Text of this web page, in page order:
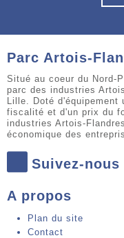
Parc Artois-
Situé au coeur du Nord-
parc des industries
Lille. Doté d'équipement
fiscalité et d'un prix du
industries Artois-
économique des
Suivez-
A propos
Plan du site
Contact